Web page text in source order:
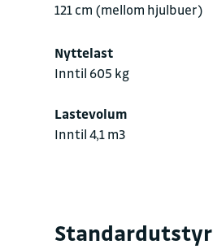
121 cm (mellom hjulbuer)
Nyttelast
Inntil 605 kg
Lastevolum
Inntil 4,1 m3
Standardutstyr